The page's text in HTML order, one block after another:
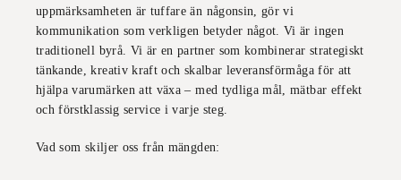
uppmärksamheten är tuffare än någonsin, gör vi
kommunikation som verkligen betyder något. Vi är ingen
traditionell byrå. Vi är en partner som kombinerar strategiskt
tänkande, kreativ kraft och skalbar leveransförmågaför att
hjälpa varumärken att växa – med tydliga mål, mätbar effekt
och förstklassig service i varje steg.
Vad som skiljer oss från mängden: